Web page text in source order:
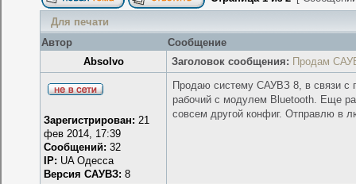
Для печати
Автор
Сообщение
Absolvo
Заголовок сообщения: Продам
Зарегистрирован: 21
фев 2014, 17:39
Сообщений: 32
IP: UA Одесса
Версия САУВЗ: 8
Продаю систему САУВЗ 8, в связи с
рабочий с модулем Bluetooth. Еще
совсем другой конфиг. Отправлю в